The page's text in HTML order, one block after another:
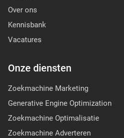
Over ons
Kennisbank
Vacatures
Onze diensten
Zoekmachine Marketing
Generative Engine Optimization
Zoekmachine Optimalisatie
Zoekmachine Adverteren